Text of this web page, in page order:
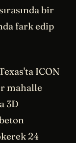
bir
fark edip
ICON
mahalle
3D
24